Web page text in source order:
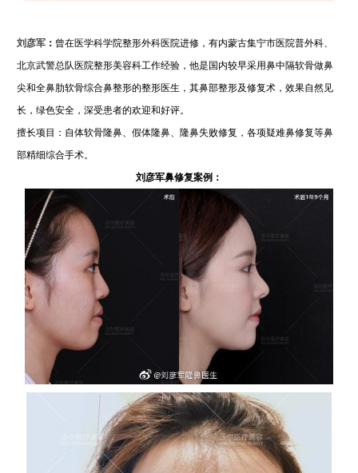
刘彦军 ： 曾在医学科学院整形外科医院进修，有内蒙古集宁市医院普外科、
北京武警总队医院整形美容科工作经验，他是国内较早采用鼻中隔软骨做鼻
尖和全鼻肋软骨综合鼻整形的整形医生，其鼻部整形及修复术，效果自然见
长，绿色安全，深受患者的欢迎和好评。
擅长项目：自体软骨隆鼻、假体隆鼻、隆鼻失败修复，各项疑难鼻修复等鼻
部精细综合手术。
刘彦军鼻修复案例：